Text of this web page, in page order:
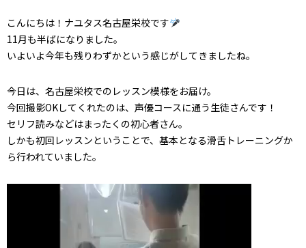
こんにちは！ナユタス名古屋栄校です
11月も半ばになりました。
いよいよ今年も残りわずかという感じがしてきましたね。
今日は、名古屋栄校でのレッスン模様をお届け。
今回撮影OKしてくれたのは、声優コースに通う生徒さんです！
セリフ読みなどはまったくの初心者さん。
しかも初回レッスンということで、基本となる滑舌トレーニングか
ら行われていました。